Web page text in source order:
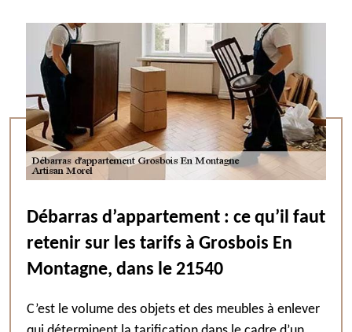
Débarras d’appartement : ce qu’il faut
retenir sur les tarifs à Grosbois En
Montagne, dans le 21540
C’est le volume des objets et des meubles à enlever